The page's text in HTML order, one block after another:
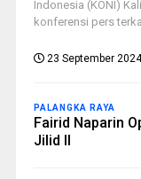
Indonesia (KONI)
konferensi pers
23 September 2024
PALANGKA RAYA
Fairid Naparin
Jilid II